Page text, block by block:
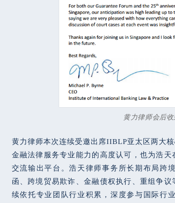
黄力律师会后
黄力律师本次连续受邀出席IIBLP亚太区两大
金融法律服务专业能力的高度认可，也为浩
交流输出平台。浩天律师事务所长期布局跨
函、跨境贸易欺诈、金融债权执行、重组争
续依托专业团队行业积累，深度参与国际行